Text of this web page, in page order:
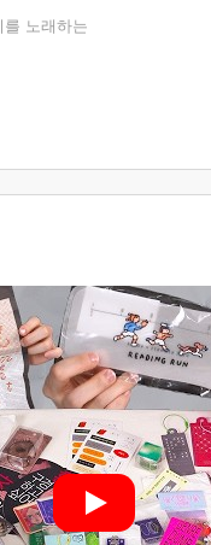
노래하는